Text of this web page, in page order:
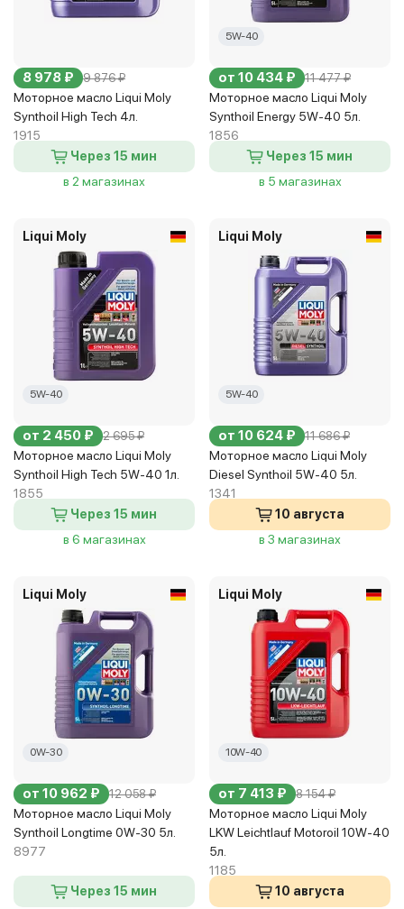
8 978 ₽ 9 876 ₽
Моторное масло Liqui Moly
Synthoil High Tech 4л.
1915
Через 15 мин
в 2 магазинах
5W-40
от 10 434 ₽ 11 477 ₽
Моторное масло Liqui Moly
Synthoil Energy 5W-40 5л.
1856
Через 15 мин
в 5 магазинах
Liqui Moly
5W-40
от 2 450 ₽ 2 695 ₽
Моторное масло Liqui Moly
Synthoil High Tech 5W-40 1л.
1855
Через 15 мин
в 6 магазинах
Liqui Moly
5W-40
от 10 624 ₽ 11 686 ₽
Моторное масло Liqui Moly
Diesel Synthoil 5W-40 5л.
1341
10 августа
в 3 магазинах
Liqui Moly
0W-30
от 10 962 ₽ 12 058 ₽
Моторное масло Liqui Moly
Synthoil Longtime 0W-30 5л.
8977
Через 15 мин
Liqui Moly
10W-40
от 7 413 ₽ 8 154 ₽
Моторное масло Liqui Moly
LKW Leichtlauf Motoroil 10W-40
5л.
1185
10 августа